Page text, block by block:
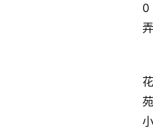
0
弄
花
苑
小